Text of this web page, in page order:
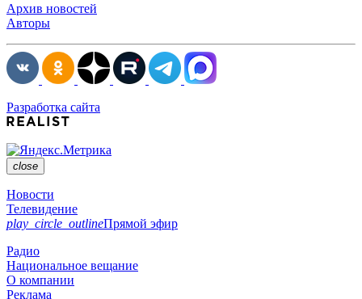
Архив новостей
Авторы
Разработка сайта
close
Новости
Телевидение
play_circle_outlineПрямой эфир
Радио
Национальное вещание
О компании
Реклама